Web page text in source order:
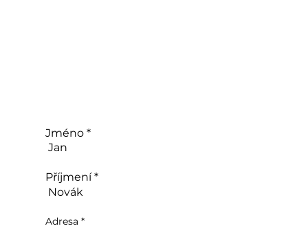
Jméno
Příjmení
Adresa